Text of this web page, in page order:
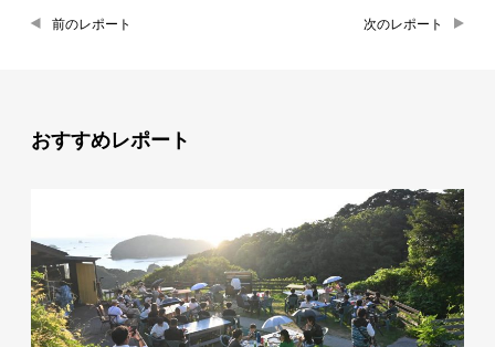
前のレポート 次のレポート
おすすめレポート